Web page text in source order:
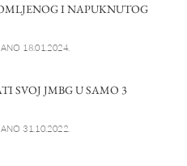
I NAPUKNUTOG
18.01.2024.
SVOJ JMBG U SAMO 3
31.10.2022.